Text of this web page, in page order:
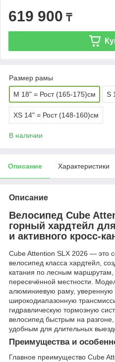
619 900 ₸
Размер рамы
M 18" = Рост (165-175)см S
XS 14" = Рост (148-160)см
В наличии
Описание Характеристики
Описание
Велосипед Cube
горный хардтейл
и активного кросс-
Cube Attention SLX 2026 — это
велосипед класса хардтейл,
катания по лесным
пересечённой местности.
алюминиевую раму, уверенную
широкодиапазонную
гидравлическую тормозную
велосипед быстрым на
удобным для длительных
Преимущества и
Главное преимущество Cube